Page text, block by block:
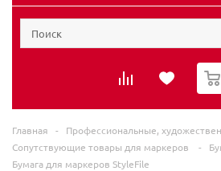
Главная - Профессиональные,
Сопутствующие товары для маркеров
-
Бумага для маркеров StyleFile